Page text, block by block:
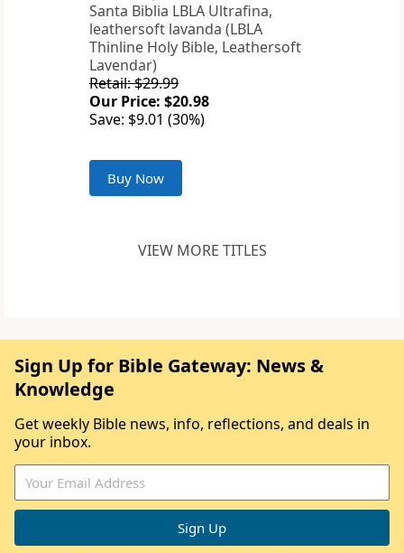
Santa Biblia LBLA Ultrafina,
leathersoft lavanda (LBLA
Thinline Holy Bible, Leathersoft
Lavendar)
Retail: $29.99
Our Price: $20.98
Save: $9.01 (30%)
Buy Now
VIEW MORE TITLES
Sign Up for Bible Gateway: News &
Knowledge
Get weekly Bible news, info, reflections, and deals in
your inbox.